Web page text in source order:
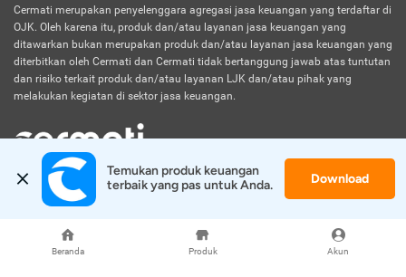
Beranda Produk Akun
Cermati merupakan penyelenggara agregasi jasa keuangan yang terdaftar di
OJK. Oleh karena itu, produk dan/atau layanan jasa keuangan yang
ditawarkan bukan merupakan produk dan/atau layanan jasa keuangan yang
diterbitkan oleh Cermati dan Cermati tidak bertanggung jawab atas tuntutan
dan risiko terkait produk dan/atau layanan LJK dan/atau pihak yang
melakukan kegiatan di sektor jasa keuangan.
© 2026 Cermati. All Rights Reserved.
Temukan produk keuangan
terbaik yang pas untuk Anda.
Download